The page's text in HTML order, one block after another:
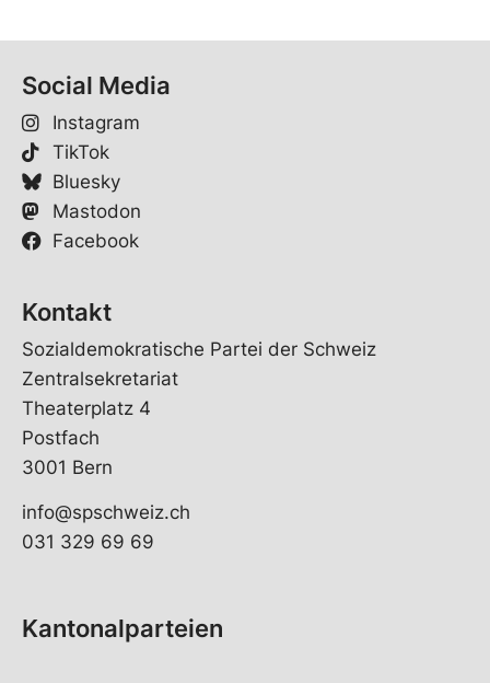
Social Media
Instagram
TikTok
Bluesky
Mastodon
Facebook
Kontakt
Sozialdemokratische Partei der Schweiz
Zentralsekretariat
Theaterplatz 4
Postfach
3001 Bern
info@spschweiz.ch
031 329 69 69
Kantonalparteien